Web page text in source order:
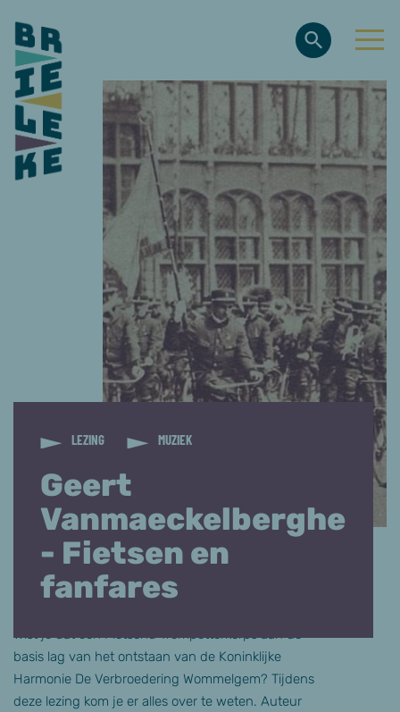
LEZING MUZIEK
Geert
Vanmaeckelberghe
- Fietsen en
fanfares
basis lag van het ontstaan van de Koninklijke
Harmonie De Verbroedering Wommelgem? Tijdens
deze lezing kom je er alles over te weten. Auteur